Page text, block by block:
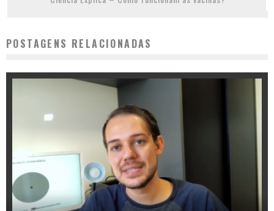
POSTAGENS RELACIONADAS